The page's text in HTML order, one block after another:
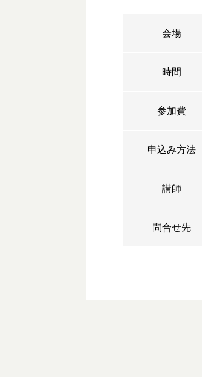
会場
時間
参加費
申込み方法
講師
問合せ先